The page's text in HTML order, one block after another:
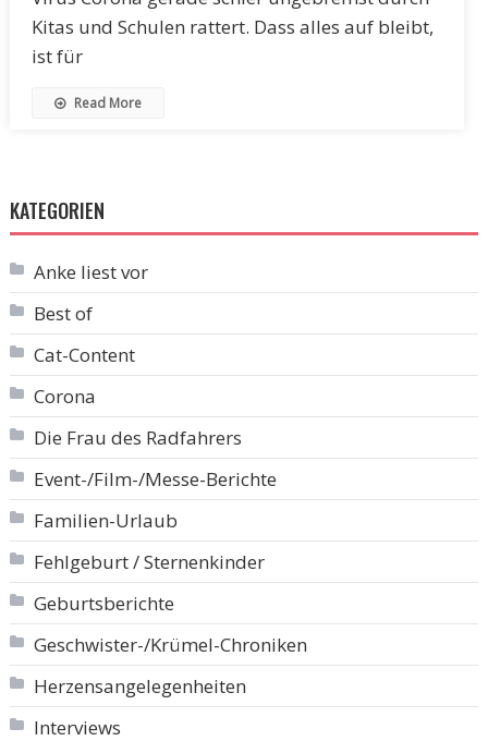
Kitas und Schulen rattert. Dass alles auf bleibt,
ist für
Read More
KATEGORIEN
Anke liest vor
Best of
Cat-Content
Corona
Die Frau des Radfahrers
Event-/Film-/Messe-Berichte
Familien-Urlaub
Fehlgeburt / Sternenkinder
Geburtsberichte
Geschwister-/Krümel-Chroniken
Herzensangelegenheiten
Interviews